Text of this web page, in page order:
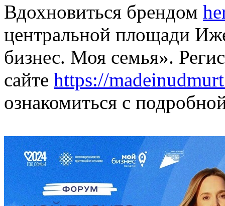
Вдохновиться брендом
центральной площади
бизнес. Моя семья».
сайте https://
ознакомиться с